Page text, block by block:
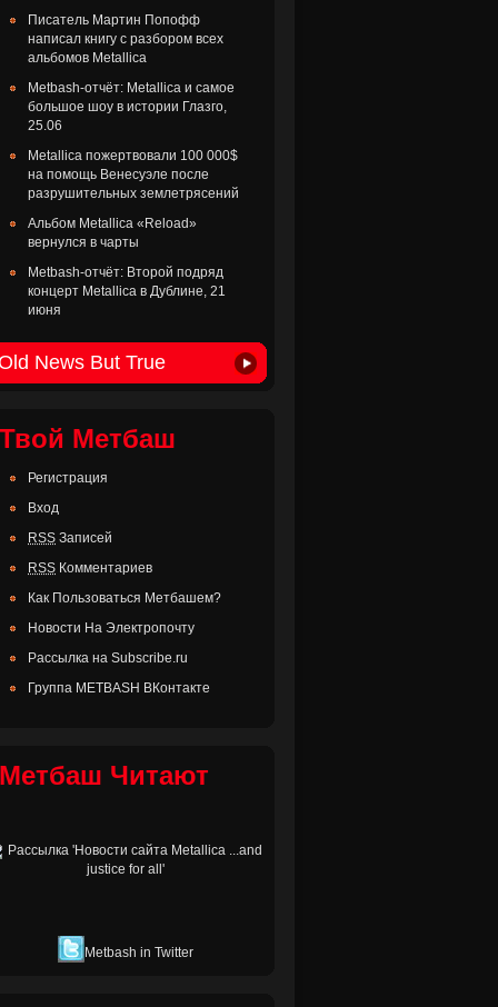
Писатель Мартин Попофф
написал книгу с разбором всех
альбомов Metallica
Metbash-отчёт: Metallica и самое
большое шоу в истории Глазго,
25.06
Metallica пожертвовали 100 000$
на помощь Венесуэле после
разрушительных землетрясений
Альбом Metallica «Reload»
вернулся в чарты
Metbash-отчёт: Второй подряд
концерт Metallica в Дублине, 21
июня
News But True
Твой Метбаш
Регистрация
Вход
RSS Записей
RSS Комментариев
Как Пользоваться Метбашем?
Новости На Электропочту
Рассылка на Subscribe.ru
Группа METBASH ВКонтакте
Метбаш Читают
Metbash in Twitter